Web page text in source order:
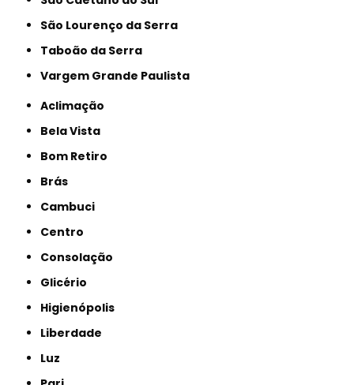
São Lourenço da Serra
Taboão da Serra
Vargem Grande Paulista
Aclimação
Bela Vista
Bom Retiro
Brás
Cambuci
Centro
Consolação
Glicério
Higienópolis
Liberdade
Luz